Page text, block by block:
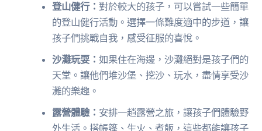
登山健行：對於較大的孩子，可以嘗試一些簡單
的登山健行活動。選擇一條難度適中的步道，讓
孩子們挑戰自我，感受征服的喜悅。
沙灘玩耍：如果住在海邊，沙灘絕對是孩子們的
天堂。讓他們堆沙堡、挖沙、玩水，盡情享受沙
灘的樂趣。
露營體驗： 安排一趟露營之旅，讓孩子們體驗野
外生活。搭帳篷、生火、煮飯，這些都能讓孩子